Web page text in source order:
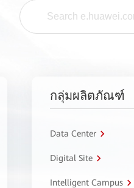
กลุ่มผลิตภัณฑ์
Data Center
Digital Site
Intelligent Campus